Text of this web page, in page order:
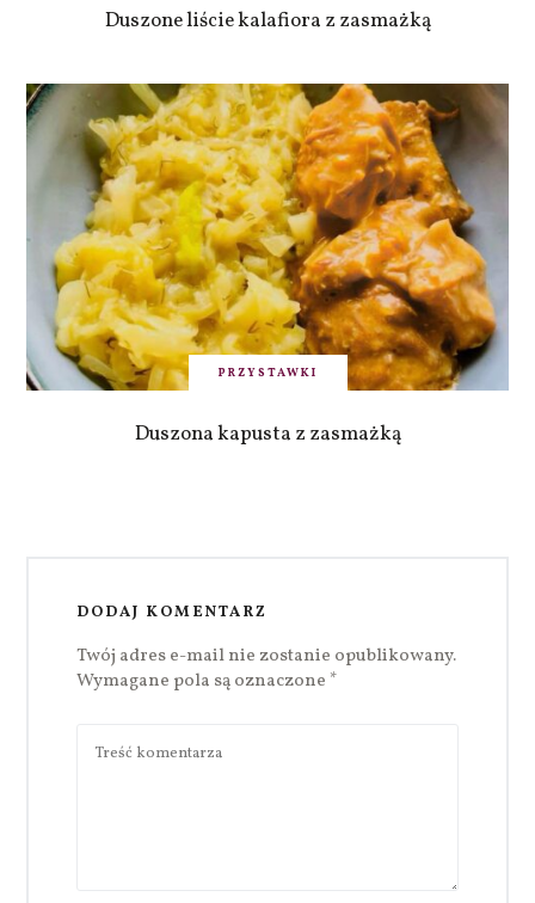
Duszone liście kalafiora z zasmażką
PRZYSTAWKI
Duszona kapusta z zasmażką
DODAJ KOMENTARZ
Twój adres e-mail nie zostanie opublikowany.
Wymagane pola są oznaczone *